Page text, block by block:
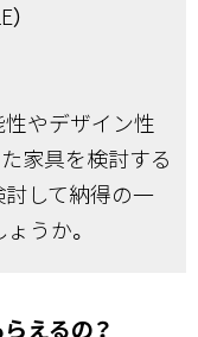
やデザイン性
家具を検討する
して納得の一
うか。
えるの？